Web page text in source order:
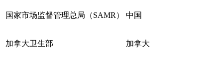
国家市场监督管理总局（SAMR） 中国
加拿大卫生部 加拿大